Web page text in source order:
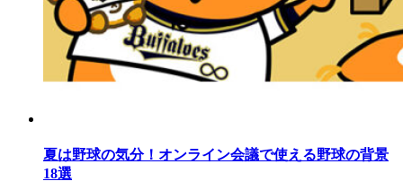
夏は野球の気分！オンライン会議で使える野球の背景
18選